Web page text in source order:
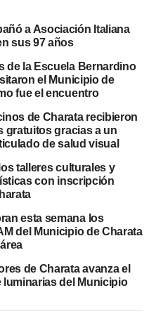
a Asociación Italiana
sus 97 años
de la Escuela Bernardino
el Municipio de
fue el encuentro
de Charata recibieron
gratuitos gracias a un
de salud visual
talleres culturales y
con inscripción
esta semana los
del Municipio de Charata
de Charata avanza el
luminarias del Municipio